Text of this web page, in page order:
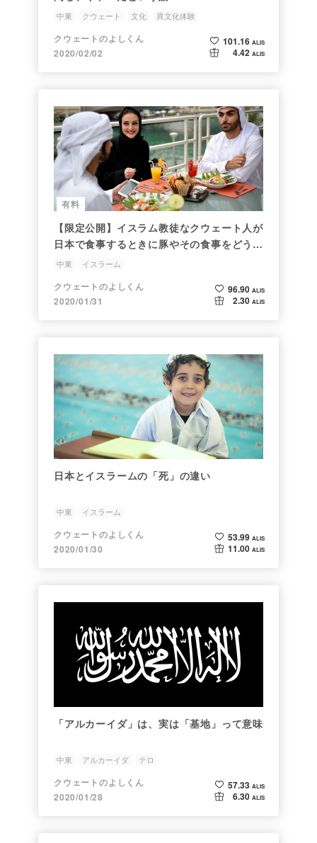
中東 クウェート 文化 異文化体験
クウェートのよしくん
2020/02/02
101.16 ALIS
4.42 ALIS
有料
【限定公開】イスラム教徒なクウェート人が
日本で食事するときに豚やその食事をどう考
えているのか
中東 イスラーム
クウェートのよしくん
2020/01/31
96.90 ALIS
2.30 ALIS
日本とイスラームの「死」の違い
中東 イスラーム
クウェートのよしくん
2020/01/30
53.99 ALIS
11.00 ALIS
「アルカーイダ」は、実は「基地」って意味
中東 アルカーイダ テロ
クウェートのよしくん
2020/01/28
57.33 ALIS
6.30 ALIS